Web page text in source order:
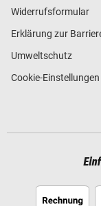
Widerrufsformular
Erklärung zur
Umweltschutz
Cookie-Einstellungen